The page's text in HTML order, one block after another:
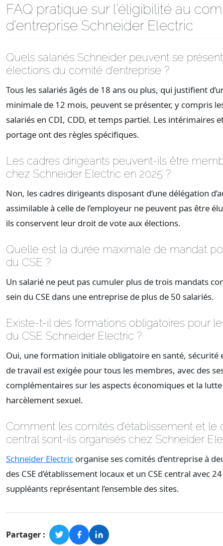
FAQ pratique sur l’éligibilité au
d’entreprise Schneider Electric
Quels salariés Schneider peuvent se
élections du comité d’entreprise ?
Tous les salariés âgés de 18 ans ou plus, qui justifient
minimale de 12 mois, peuvent se présenter, y compris
salariés en CDI, CDD, et temps partiel. Les intérimaires
portage ont des règles spécifiques.
Les cadres dirigeants peuvent-ils être
chez Schneider Electric en 2025 ?
Non, les cadres dirigeants disposant d’une délégation
assimilable à celle de l’employeur ne peuvent pas être
ils conservent leur droit de vote aux élections.
Quelle est la durée maximale de mandat
du CSE ?
Un salarié ne peut pas cumuler plus de trois mandats
sein du CSE dans une entreprise de plus de 50 salariés.
Existe-t-il des formations obligatoires pour
du CSE Schneider Electric ?
Oui, une formation initiale obligatoire en santé, sécurité
de travail est exigée pour tous les membres, avec des
complémentaires sur les aspects économiques et la
harcèlement sexuel.
Comment les comités d’établissement et le
central sont-ils organisés chez Schneider
Schneider Electric organise ses comités d’entreprise à
des CSE d’établissement locaux et un CSE central avec
suppléants représentant l’ensemble des sites.
Partager :